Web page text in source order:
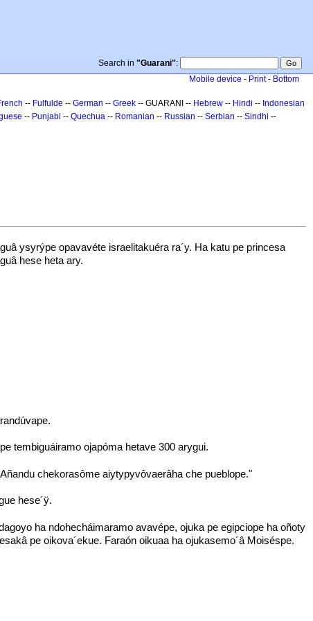
Search in "Guarani":
Mobile device - Print- Bottom
-- Fulfulde -- German -- Greek -- GUARANI -- Hebrew -- Hindi -- Indonesian
-- Punjabi -- Quechua -- Romanian -- Russian -- Serbian -- Sindhi --
ysyrýpe opavavéte israelitakuéra ra´y. Ha katu pe princesa
hese heta ary.
tembiguáiramo ojapóma hetave 300 arygui.
chekorasôme aiytypyvôvaerâha che pueblope."
hese´ÿ.
ha ndohecháimaramo avavépe, ojuka pe egipciope ha oñoty
pe oikova´ekue. Faraón oikuaa ha ojukasemo´â Moiséspe.